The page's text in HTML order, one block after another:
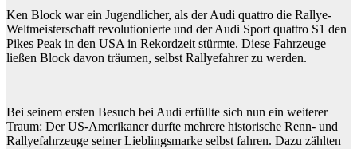
Ken Block war ein Jugendlicher, als der Audi quattro die Rallye-
Weltmeisterschaft revolutionierte und der Audi Sport quattro S1 den
Pikes Peak in den USA in Rekordzeit stürmte. Diese Fahrzeuge
ließen Block davon träumen, selbst Rallyefahrer zu werden.
Bei seinem ersten Besuch bei Audi erfüllte sich nun ein weiterer
Traum: Der US-Amerikaner durfte mehrere historische Renn- und
Rallyefahrzeuge seiner Lieblingsmarke selbst fahren. Dazu zählten